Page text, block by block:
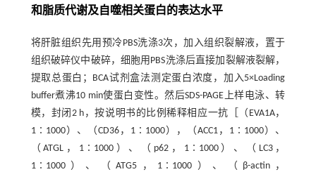
和脂质代谢及自噬相关蛋白的表达水平
将肝脏组织先用预冷PBS洗涤3次，加入组织裂解液，置于
组织破碎仪中破碎，细胞用PBS洗涤后直接加裂解液裂解，
提取总蛋白；BCA试剂盒法测定蛋白浓度，加入5×Loading
buffer煮沸10 min使蛋白变性。然后SDS-PAGE上样电泳、转
模，封闭2 h，按说明书的比例稀释相应一抗［（EVA1A，
1∶1000）、（CD36，1∶1000），（ACC1，1∶1000）、
（ATGL，1∶1000）、（p62，1∶1000）、（LC3，
1∶1000）、（ATG5，1∶1000）、（β-actin，